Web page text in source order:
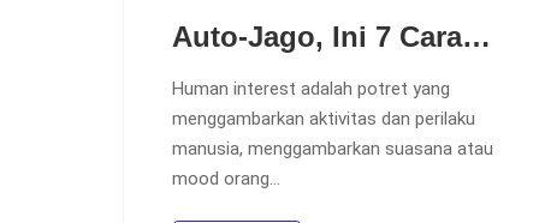
Auto-Jago, Ini 7 Cara…
Human interest adalah potret yang
menggambarkan aktivitas dan perilaku
manusia, menggambarkan suasana atau
mood orang…